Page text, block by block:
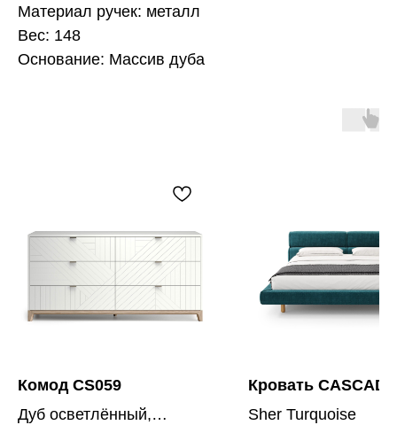
Материал ручек: металл
Вес: 148
Основание: Массив дуба
Комод CS059
Дуб осветлённый,
Кровать
Sher Turquoise